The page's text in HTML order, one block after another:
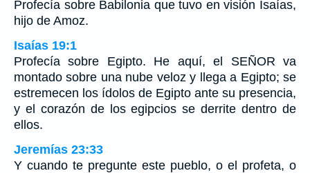
Profecía sobre Babilonia que tuvo en visión Isaías,
hijo de Amoz.
Isaías 19:1
Profecía sobre Egipto. He aquí, el SEÑOR va
montado sobre una nube veloz y llega a Egipto; se
estremecen los ídolos de Egipto ante su presencia,
y el corazón de los egipcios se derrite dentro de
ellos.
Jeremías 23:33
Y cuando te pregunte este pueblo, o el profeta, o